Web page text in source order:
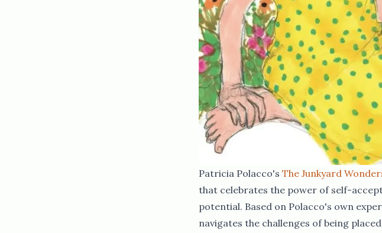
Patricia Polacco's ​​​​‌ ‍ ​‍​‍‌‍ ‌ ​‍‌‍‍‌‌‍‌ ‌‍‍‌‌‍ ‍​‍​‍​ ‍‍​‍​‍‌ ​ ‌‍​‌‌‍ ‍‌‍‍‌‌ ‌​‌ ‍‌​‍ ‍‌‍‍‌‌‍ ​‍​‍​‍ ​​‍​‍‌‍‍​‌ ​‍‌‍‌‌‌‍‌‍​‍​‍​ ‍‍​‍​‍‌‍‍​‌ ‌​‌ ‌​‌ ​​‌ ​ ​ ‍‍​‍ ​‍ ‌ ​​‌‍‍‌‌‍​ ‌ ‌​‌ ‌‌‌ ​‍‌‍‌‌‌‍​‍‌‍ ‌‍ ‌‍‍ ‌ ​‍‌‍‌‌‌ ‌‍‌‍‍‌‌‍‌‌‌ ‌ ​‍ ‍‌ ​ ‌‍​‌‌‍ ‍‌‍‍‌‌ ‌​‌ ‍‌​‍ ‍‌ ​ ‌ ‌​‌ ‌‌‌‍‌​‌‍‍‌‌‍ ​‍ ‌‍‍‌‌‍ ‍‌ ‌​‌‍‌‌‌‍ ‍‌ ‌​​‍ ‌‍‌‌‌‍‌​‌‍‍‌‌ ‌​​‍ ‌‍ ‌‌‍ ‌‍‌​‌‍‌‌​ ‌‌ ​​‌ ​‍‌‍‌‌‌ ​ ‌‍‌‌‌‍ ‍‌ ‌​‌‍​‌‌ ‌​‌‍‍‌‌‍ ‌‍ ‍​ ‍ ‌‍‍‌‌‍‌​​ ‌‌‌​‌‌‍​‍​ ‌​‌‍‍‍‌‍ ‍‌​​‌‌ ‌‍‌‍​‌‌​​‍‌ ‍‌​ ​ ‌ ‌​‌​‍‌‌ ‍‌‌ ‍‍‌​ ​‌​‌‌‌ ‌ ‌ ‍‍​ ‍‌‌​ ​ ​‍​ ‍ ‌ ‌​‌ ‍‌‌ ​​‌‍‌‌​ ‌‌ ​‍‌‍‌‌‌ ‌‍‌‍‍‌‌‍‌‌‌ ‌ ​ ‍ ‌ ​​‌‍​‌‌ ‌​‌‍‍​​ ‌‌‍​‍‌‍ ‌‍‌​‌ ‍‌​‍‌‌​ ‌‌‌​​‍‌‌ ‌‍‍ ‌‍‌‌‌ ‍‌​‍‌‌​ ​ ‌​‌​​‍‌‌​ ​ ‌​‌​​‍‌‌​ ​‍​ ​‍‌‍​‍‌‍ ​‌‍ ‌‍​ ‌‍‍ ​ ​​​‍‌‌​ ​‍​ ​‍​‍‌‌​ ‌‌‌​‌​​‍ ‍‌‍​ ‌‍‍​‌‍‍‌‌‍ ​‌‍‌​‌ ​‍‌‍‌‌‌‍ ‍​‍‌‌​ ‌‌‌​​‍‌‌ ‌‍‍ ‌‍‌‌‌ ‍‌​‍‌‌​ ​ ‌​‌​​‍‌‌​ ​ ‌​‌​​‍‌‌​ ​‍​ ​‍‌ ​ ‌ ​​‌‍​‌‌‍ ‍​ ​‌​ ‌ ​ ‌ ​ ​​​ ​‍​ ‌​​ ‍‌​ ​‍​ ‌‌​ ​​​ ‌​​ ‌​​ ‌‍​ ​​​‍ ‍​ ‌​​ ‌‍​ ​ ​ ‍​​ ​ ​ ‌ ​ ‌‍​ ​‌​ ​​​ ‍‌​ ‍​​ ‌​​ ‌ ​ ​‌​ ‌‌​ ​‌​‍‌‌​ ​‍​ ​‍​‍‌‌​ ‌‌‌​‌​​‍ ‍‌ ‌​‌‍‌‌‌ ‍​‌ ‌​​ ‌‍​‍‌‍​‌‌ ​ ‌‍‌‌‌‌‌‌‌ ​‍‌‍ ​​ ‌‌‍‍​‌ ‌​‌ ‌​‌ ​​‌ ​ ​‍‌‌​ ​ ‌​​‌​‍‌‌​ ​‍‌​‌‍​‍‌‌​ ​‍‌​‌‍‌ ​​‌‍‍‌‌‍​ ‌ ‌​‌ ‌‌‌ ​‍‌‍‌‌‌‍​‍‌‍ ‌‍ ‌‍‍ ‌ ​‍‌‍‌‌‌ ‌‍‌‍‍‌‌‍‌‌‌ ‌ ​‍ ‍‌ ​ ‌‍​‌‌‍ ‍‌‍‍‌‌ ‌​‌ ‍‌​‍ ‍‌ ​ ‌ ‌​‌ ‌‌‌‍‌​‌‍‍‌‌‍ ​‍‌‍‌‍‍‌‌‍‌​​ ‌‌‌​‌‌‍​‍​ ‌​‌‍‍‍‌‍ ‍‌​​‌‌ ‌‍‌‍​‌‌​​‍‌ ‍‌​ ​ ‌ ‌​‌​‍‌‌ ‍‌‌ ‍‍‌​ ​‌​‌‌‌ ‌ ‌ ‍‍​ ‍‌‌​ ​ ​‍​‍‌‍‌ ‌​‌ ‍‌‌ ​​‌‍‌‌​ ‌‌ ​‍‌‍‌‌‌ ‌‍‌‍‍‌‌‍‌‌‌ ‌ ​‍‌‍‌ ​​‌‍​‌‌ ‌​‌‍‍​​ ‌‌‍​‍‌‍ ‌‍‌​‌ ‍‌​‍‌‌​ ‌‌‌​​‍‌‌ ‌‍‍ ‌‍‌‌‌ ‍‌​‍‌‌​ ​ ‌​‌​​‍‌‌​ ​ ‌​‌​​‍‌‌​ ​‍​ ​‍‌‍​‍‌‍ ​‌‍ ‌‍​ ‌‍‍ ​ ​​​‍‌‌​ ​‍​ ​‍​‍‌‌​ ‌‌‌​‌​​‍ ‍‌‍​ ‌‍‍​‌‍‍‌‌‍ ​‌‍‌​‌ ​‍‌‍‌‌‌‍ ‍​‍‌‌​ ‌‌‌​​‍‌‌ ‌‍‍ ‌‍‌‌‌ ‍‌​‍‌‌​ ​ ‌​‌​​‍‌‌​ ​ ‌​‌​​‍‌‌​ ​‍​ ​‍‌ ​ ‌ ​​‌‍​‌‌‍ ‍​ ​‌​ ‌ ​ ‌ ​ ​​​ ​‍​ ‌​​ ‍‌​ ​‍​ ‌‌​ ​​​ ‌​​ ‌​​ ‌‍​ ​​​‍ ‍​ ‌​​ ‌‍​ ​ ​ ‍​​ ​ ​ ‌ ​ ‌‍​ ​‌​ ​​​ ‍‌​ ‍​​ ‌​​ ‌ ​ ​‌​ ‌‌​ ​‌​‍‌‌​ ​‍​ ​‍​‍‌‌​ ‌‌‌​‌​​‍ ‍‌ ‌​‌‍‌‌‌ ‍​‌ ‌​​‍‌‍‌ ​​‌‍‌‌‌ ​‍‌ ​ ‌ ​​‌‍‌‌‌‍​ ‌ ‌​‌‍‍‌‌ ‌‍‌‍‌‌​ ‌‌ ​​‌ ‌‌‌‍​‍‌‍ ​‌‍‍‌‌ ​ ‌‍‍​‌‍‌‌‌‍‌​​‍​‍‌ ‌ The Junkyard Wonders​​​​‌
that celebrates the power of self-
potential. Based on Polacco's own
navigates the challenges of being